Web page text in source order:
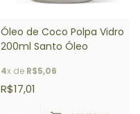
Óleo de Coco Polpa Vidro
200ml Santo Óleo
4x de R$5,06
R$17,01